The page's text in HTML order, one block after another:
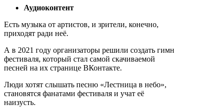
Аудиоконтент
Есть музыка от артистов, и зрители, конечно,
приходят ради неё.
А в 2021 году организаторы решили создать гимн
фестиваля, который стал самой скачиваемой
песней на их странице ВКонтакте.
Люди хотят слышать песню «Лестница в небо»,
становятся фанатами фестиваля и учат её
наизусть.